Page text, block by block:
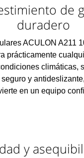
de
duradero
ACULON A211
prácticamente
climáticas,
seguro y
en un equipo
y